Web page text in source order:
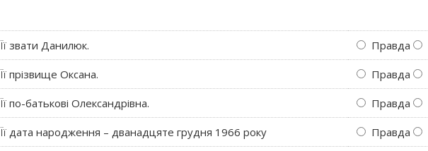
Її звати Данилюк. ⁯ Правда
Її прізвище Оксана. ⁯ Правда
Її по-батькові Олександрівна. ⁯ Правда
Її дата народження – дванадцяте грудня 1966 року ⁯ Правда